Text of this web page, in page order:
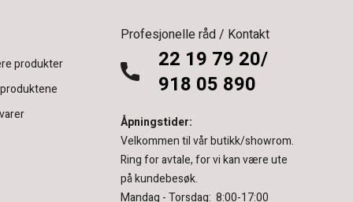
produkter
Profesjonelle råd / Kontakt
22 19 79 20/
918 05 890
Åpningstider:
Velkommen til vår butikk/showrom.
Ring for avtale, for vi kan være ute
på kundebesøk.
Mandag - Torsdag: 8:00-17:00